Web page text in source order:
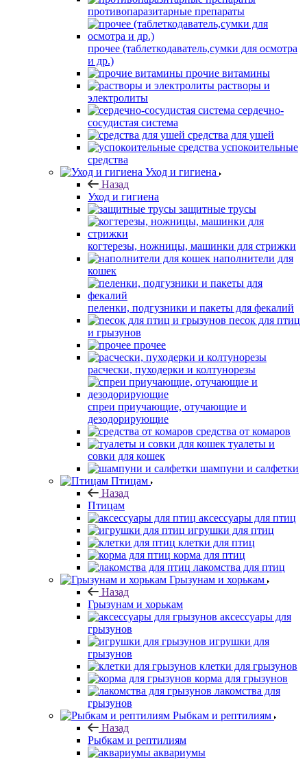
противопаразитарные препараты
прочее (таблеткодаватель,сумки для осмотра
и др.)
прочие витамины
растворы и
электролиты
сердечно-
сосудистая система
средства для ушей
успокоительные
средства
Уход и гигиена
Назад
Уход и гигиена
защитные трусы
когтерезы, ножницы, машинки для стрижки
наполнители для
кошек
пеленки, подгузники и пакеты для фекалий
песок для птиц
и грызунов
прочее
расчески, пуходерки и колтунорезы
спреи приучающие, отучающие и
дезодорирующие
средства от комаров
туалеты и
совки для кошек
шампуни и салфетки
Птицам
Назад
Птицам
аксессуары для птиц
игрушки для птиц
клетки для птиц
корма для птиц
лакомства для птиц
Грызунам и хорькам
Назад
Грызунам и хорькам
аксессуары для
грызунов
игрушки для
грызунов
клетки для грызунов
корма для грызунов
лакомства для
грызунов
Рыбкам и рептилиям
Назад
Рыбкам и рептилиям
аквариумы